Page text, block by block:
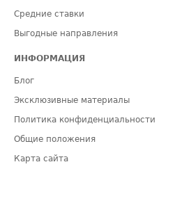
Средние ставки
Выгодные направления
ИНФОРМАЦИЯ
Блог
Эксклюзивные материалы
Политика конфиденциальности
Общие положения
Карта сайта